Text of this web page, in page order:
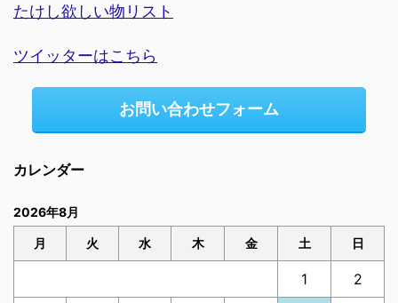
たけし欲しい物リスト
ツイッターはこちら
お問い合わせフォーム
カレンダー
2026年8月
月 火 水 木 金 土 日
1 2